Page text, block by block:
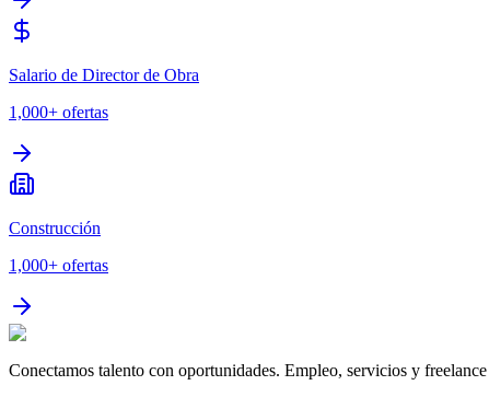
Salario de Director de Obra
1,000+ ofertas
Construcción
1,000+ ofertas
Conectamos talento con oportunidades. Empleo, servicios y